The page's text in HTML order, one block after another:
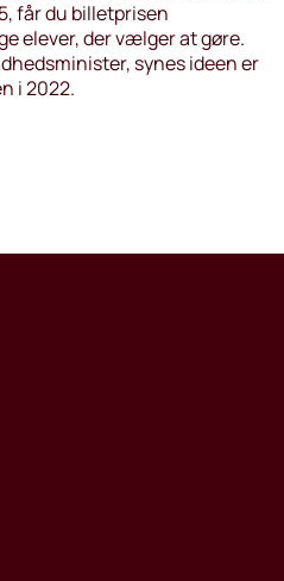
får du billetprisen
elever, der vælger at gøre.
synes ideen er
i 2022.